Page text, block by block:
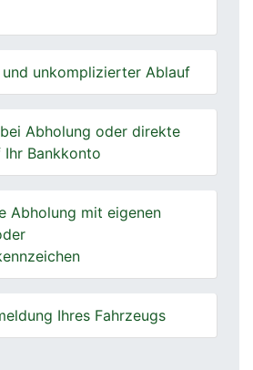
unkomplizierter Ablauf
Abholung oder direkte
Ihr Bankkonto
Abholung mit eigenen
Ihres Fahrzeugs